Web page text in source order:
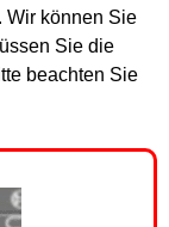
Wir können Sie
Sie die
beachten Sie